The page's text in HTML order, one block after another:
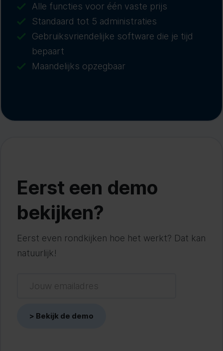
Alle functies voor één vaste prijs
Standaard tot 5 administraties
Gebruiksvriendelijke software die je tijd
bepaart
Maandelijks opzegbaar
Eerst een demo
bekijken?
Eerst even rondkijken hoe het werkt? Dat kan
natuurlijk!